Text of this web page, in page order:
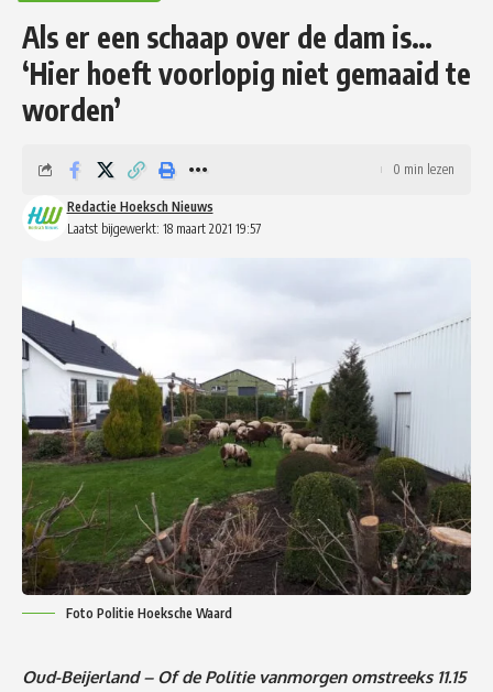
Als er een schaap over de dam is…
‘Hier hoeft voorlopig niet gemaaid te
worden’
Laatst bijgewerkt: 18 maart 2021 19:57
Redactie Hoeksch Nieuws
0 min lezen
Foto Politie Hoeksche Waard
Oud-Beijerland – Of de Politie vanmorgen omstreeks 11.15